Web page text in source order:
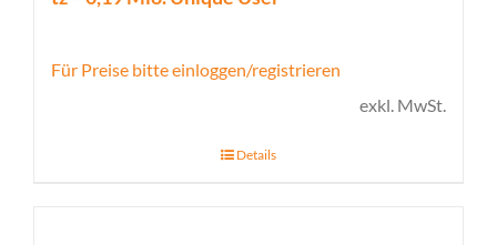
Für Preise bitte einloggen/registrieren
exkl. MwSt.
Details